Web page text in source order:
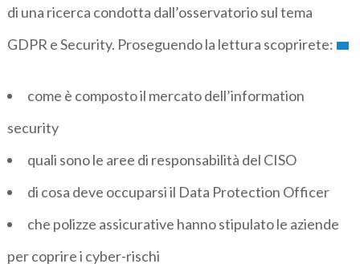
di una ricerca condotta dall’osservatorio sul tema
GDPR e Security. Proseguendo la lettura scoprirete:
come è composto il mercato dell’information
security
quali sono le aree di responsabilità del CISO
di cosa deve occuparsi il Data Protection Officer
che polizze assicurative hanno stipulato le aziende
per coprire i cyber-rischi